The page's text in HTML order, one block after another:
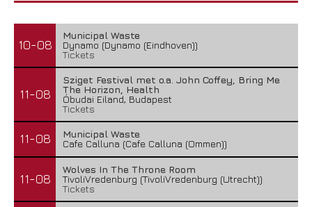
10-08
Municipal Waste
Dynamo (Dynamo (Eindhoven))
Tickets
11-08
Sziget Festival met o.a. John Coffey, Bring Me
The Horizon, Health
Óbudai Eiland, Budapest
Tickets
11-08
Municipal Waste
Cafe Calluna (Cafe Calluna (Ommen))
11-08
Wolves In The Throne Room
TivoliVredenburg (TivoliVredenburg (Utrecht))
Tickets